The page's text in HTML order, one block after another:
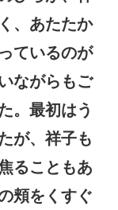
、あたたか
ているのが
ながらもご
。最初はう
が、祥子も
ることもあ
頬をくすぐ